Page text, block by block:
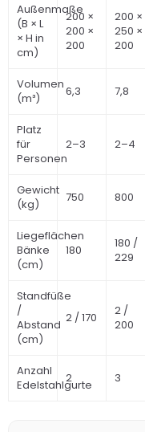
Außenmaße
(B × L
× H in
cm)
200 ×
200 ×
200
200 ×
250 ×
200
Volumen
(m³)
6,3 7,8
Platz
für
Personen
2–3 2–4
Gewicht
(kg)
750 800
Liegeflächen
Bänke
(cm)
180
180 /
229
Standfüße
/
Abstand
(cm)
2 / 170
2 /
200
Anzahl
Edelstahlgurte
2 3